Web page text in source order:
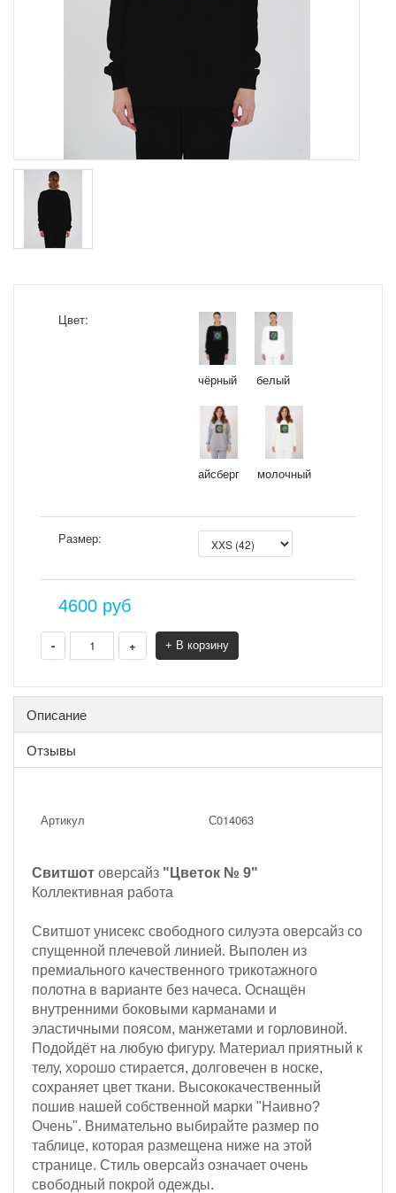
Цвет:
чёрный белый
айсберг молочный
Размер:
4600 руб
- + + В корзину
Описание
Отзывы
Артикул С014063
Свитшот оверсайз "Цветок № 9"
Коллективная работа
Свитшот унисекс свободного силуэта оверсайз со
спущенной плечевой линией. Выполен из
премиального качественного трикотажного
полотна в варианте без начеса. Оснащён
внутренними боковыми карманами и
эластичными поясом, манжетами и горловиной.
Подойдёт на любую фигуру. Материал приятный к
телу, хорошо стирается, долговечен в носке,
сохраняет цвет ткани. Высококачественный
пошив нашей собственной марки "Наивно?
Очень". Внимательно выбирайте размер по
таблице, которая размещена ниже на этой
странице. Стиль оверсайз означает очень
свободный покрой одежды.